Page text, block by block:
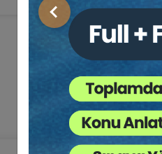
Önceki